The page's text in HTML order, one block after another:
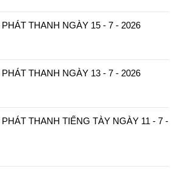
THANH NGÀY 15 - 7 - 2026
THANH NGÀY 13 - 7 - 2026
THANH TIẾNG TÀY NGÀY 11 - 7 -